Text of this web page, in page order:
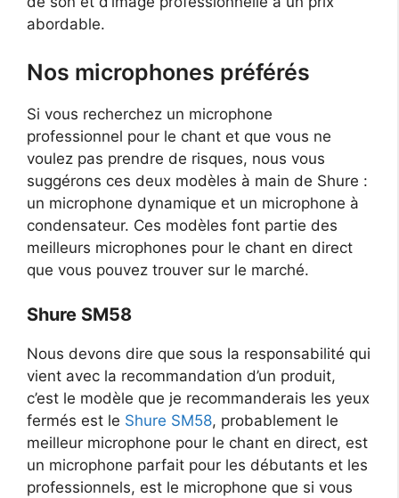
abordable.
Nos microphones préférés
Si vous recherchez un microphone
professionnel pour le chant et que vous ne
voulez pas prendre de risques, nous vous
suggérons ces deux modèles à main de Shure :
un microphone dynamique et un microphone à
condensateur. Ces modèles font partie des
meilleurs microphones pour le chant en direct
que vous pouvez trouver sur le marché.
Shure SM58
Nous devons dire que sous la responsabilité qui
vient avec la recommandation d’un produit,
c’est le modèle que je recommanderais les yeux
fermés est le Shure SM58, probablement le
meilleur microphone pour le chant en direct, est
un microphone parfait pour les débutants et les
professionnels, est le microphone que si vous